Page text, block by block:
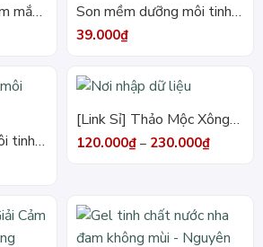
mắt
Son mềm dưỡng môi tinh
chất trà xanh
39.000₫
tinh
[Link Sỉ] Thảo Mộc Xông
Mặt 18v 100% Thiên
120.000₫ – 230.000₫Khoảng